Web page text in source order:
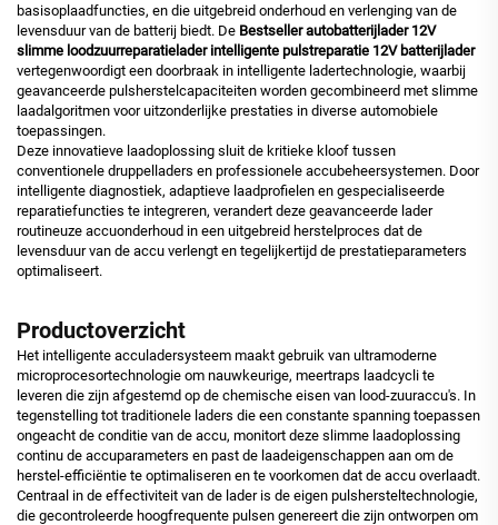
basisoplaadfuncties, en die uitgebreid onderhoud en verlenging van de
levensduur van de batterij biedt. De Bestseller autobatterijlader 12V
slimme loodzuurreparatielader intelligente pulstreparatie 12V batterijlader
vertegenwoordigt een doorbraak in intelligente ladertechnologie, waarbij
geavanceerde pulsherstelcapaciteiten worden gecombineerd met slimme
laadalgoritmen voor uitzonderlijke prestaties in diverse automobiele
toepassingen.
Deze innovatieve laadoplossing sluit de kritieke kloof tussen
conventionele druppelladers en professionele accubeheersystemen. Door
intelligente diagnostiek, adaptieve laadprofielen en gespecialiseerde
reparatiefuncties te integreren, verandert deze geavanceerde lader
routineuze accuonderhoud in een uitgebreid herstelproces dat de
levensduur van de accu verlengt en tegelijkertijd de prestatieparameters
optimaliseert.
Productoverzicht
Het intelligente acculadersysteem maakt gebruik van ultramoderne
microprocesortechnologie om nauwkeurige, meertraps laadcycli te
leveren die zijn afgestemd op de chemische eisen van lood-zuuraccu's. In
tegenstelling tot traditionele laders die een constante spanning toepassen
ongeacht de conditie van de accu, monitort deze slimme laadoplossing
continu de accuparameters en past de laadeigenschappen aan om de
herstel-efficiëntie te optimaliseren en te voorkomen dat de accu overlaadt.
Centraal in de effectiviteit van de lader is de eigen pulshersteltechnologie,
die gecontroleerde hoogfrequente pulsen genereert die zijn ontworpen om